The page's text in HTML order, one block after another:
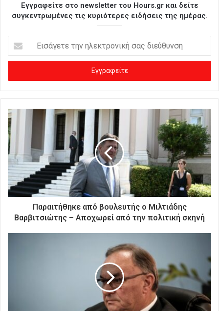
Εγγραφείτε στο newsletter του Hours.gr και δείτε
συγκεντρωμένες τις κυριότερες ειδήσεις της ημέρας.
σ
γ
ε
ε
τ
η
ν
η
λ
ε
κ
τ
Παραιτήθηκε από βουλευτής ο Μιλτιάδης
Βαρβιτσιώτης – Αποχωρεί από την πολιτική σκηνή